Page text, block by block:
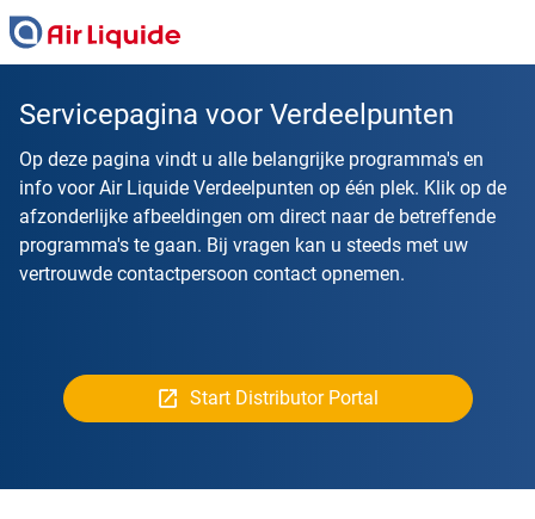
Skip
to
main
content
Servicepagina voor Verdeelpunten
Op deze pagina vindt u alle belangrijke programma's en
info voor Air Liquide Verdeelpunten op één plek. Klik op de
afzonderlijke afbeeldingen om direct naar de betreffende
programma's te gaan. Bij vragen kan u steeds met uw
vertrouwde contactpersoon contact opnemen.
Start Distributor Portal